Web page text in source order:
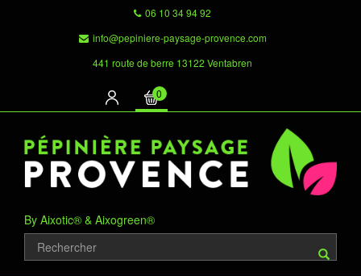
06 10 34 94 92
info@pepiniere-paysage-provence.com
441 route de berre 13122 Ventabren
0
By Aixotic® & Aixogreen®